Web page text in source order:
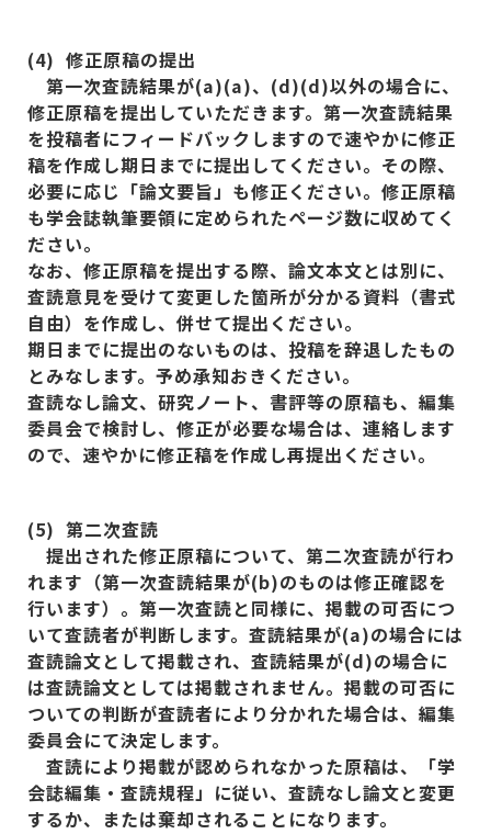
(4) 修正原稿の提出
第一次査読結果が(a)(a)、(d)(d)以外の場合に、
修正原稿を提出していただきます。第一次査読結果
を投稿者にフィードバックしますので速やかに修正
稿を作成し期日までに提出してください。その際、
必要に応じ「論文要旨」も修正ください。修正原稿
も学会誌執筆要領に定められたページ数に収めてく
ださい。
なお、修正原稿を提出する際、論文本文とは別に、
査読意見を受けて変更した箇所が分かる資料（書式
自由）を作成し、併せて提出ください。
期日までに提出のないものは、投稿を辞退したもの
とみなします。予め承知おきください。
査読なし論文、研究ノート、書評等の原稿も、編集
委員会で検討し、修正が必要な場合は、連絡します
ので、速やかに修正稿を作成し再提出ください。
(5) 第二次査読
提出された修正原稿について、第二次査読が行わ
れます（第一次査読結果が(b)のものは修正確認を
行います）。第一次査読と同様に、掲載の可否につ
いて査読者が判断します。査読結果が(a)の場合には
査読論文として掲載され、査読結果が(d)の場合に
は査読論文としては掲載されません。掲載の可否に
ついての判断が査読者により分かれた場合は、編集
委員会にて決定します。
査読により掲載が認められなかった原稿は、「学
会誌編集・査読規程」に従い、査読なし論文と変更
するか、または棄却されることになります。